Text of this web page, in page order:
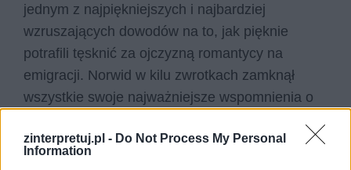
zinterpretuj.pl - Do Not Process My Personal
Information
jednym z najpiękniejszych i najbardziej
wzruszających dowodów na to, jak pięknie
potrafili tęsknić za ojczyzną romantycy na
emigracji. Norwid w kilu zwrotkach zamknął
wszystkie swoje najważniejsze wspomnienia o
tylko krajobraz, drzewa i zwierzęta, lecz przede